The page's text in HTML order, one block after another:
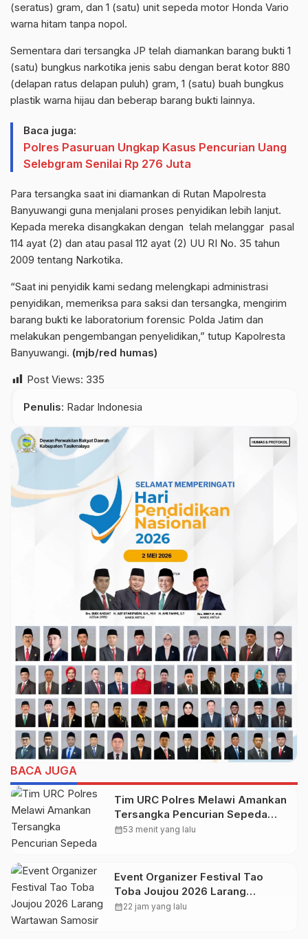
(seratus) gram, dan 1 (satu) unit sepeda motor Honda Vario
warna hitam tanpa nopol.
Sementara dari tersangka JP telah diamankan barang bukti 1
(satu) bungkus narkotika jenis sabu dengan berat kotor 880
(delapan ratus delapan puluh) gram, 1 (satu) buah bungkus
plastik warna hijau dan beberap barang bukti lainnya.
Baca juga:
Polres Pasuruan Ungkap Kasus Pencurian Uang
Selebgram Senilai Rp 276 Juta
Para tersangka saat ini diamankan di Rutan Mapolresta
Banyuwangi guna menjalani proses penyidikan lebih lanjut.
Kepada mereka disangkakan dengan telah melanggar pasal
114 ayat (2) dan atau pasal 112 ayat (2) UU RI No. 35 tahun
2009 tentang Narkotika.
“Saat ini penyidik kami sedang melengkapi administrasi
penyidikan, memeriksa para saksi dan tersangka, mengirim
barang bukti ke laboratorium forensic Polda Jatim dan
melakukan pengembangan penyelidikan,” tutup Kapolresta
Banyuwangi. (mjb/red humas)
Post Views: 335
Penulis: Radar Indonesia
BACA JUGA
Tim URC Polres Melawi Amankan
Tersangka Pencurian Sepeda
Motor di Desa Paal
calendar_month53 menit yang lalu
Event Organizer Festival Tao
Toba Joujou 2026 Larang
Wartawan Samosir Untuk
calendar_month22 jam yang lalu